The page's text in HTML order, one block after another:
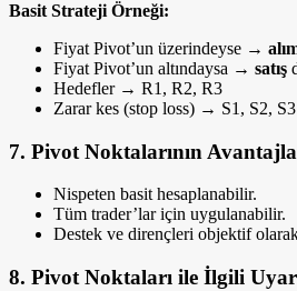
Basit Strateji Örneği:
Fiyat Pivot’un üzerindeyse →
Fiyat Pivot’un altındaysa → satış
Hedefler → R1, R2, R3
Zarar kes (stop loss) → S1, S2, S3
7. Pivot Noktalarının
Nispeten basit hesaplanabilir.
Tüm trader’lar için uygulanabilir.
Destek ve dirençleri objektif
8. Pivot Noktaları ile İlgili